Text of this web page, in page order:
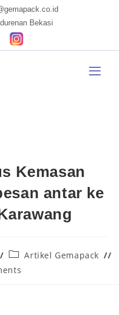
Bekasi
Kemasan
antar ke
Artikel Gemapack